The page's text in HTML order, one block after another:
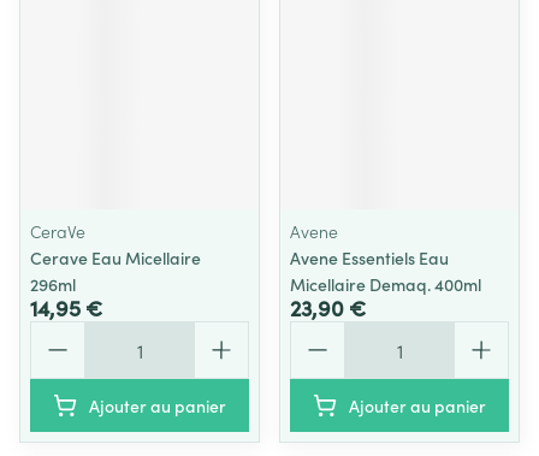
CeraVe
Cerave Eau Micellaire
296ml
14,95 €
Ajouter au panier
Avene
Avene Essentiels Eau
Micellaire Demaq. 400ml
23,90 €
Ajouter au panier